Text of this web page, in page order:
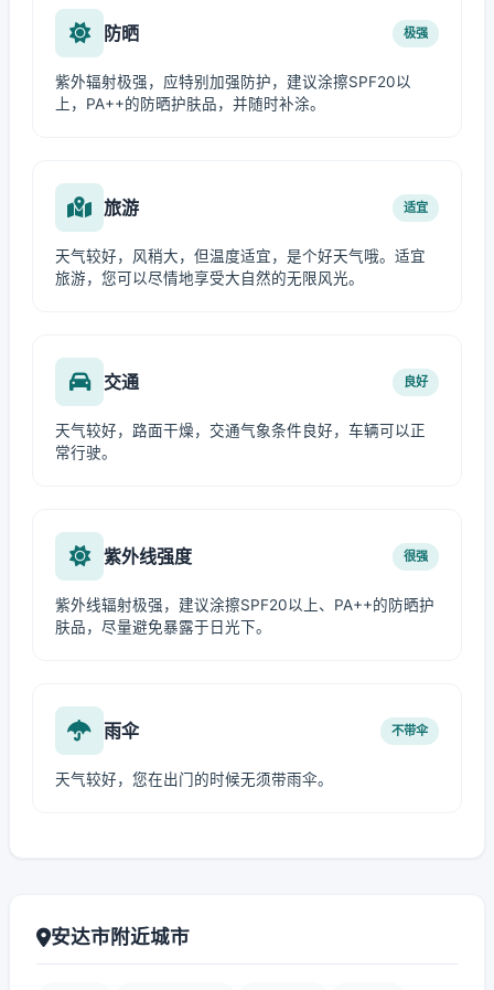
防晒 极强
紫外辐射极强，应特别加强防护，建议涂擦SPF20以
上，PA++的防晒护肤品，并随时补涂。
旅游 适宜
天气较好，风稍大，但温度适宜，是个好天气哦。适宜
旅游，您可以尽情地享受大自然的无限风光。
交通 良好
天气较好，路面干燥，交通气象条件良好，车辆可以正
常行驶。
紫外线强度 很强
紫外线辐射极强，建议涂擦SPF20以上、PA++的防晒护
肤品，尽量避免暴露于日光下。
雨伞 不带伞
天气较好，您在出门的时候无须带雨伞。
安达市附近城市